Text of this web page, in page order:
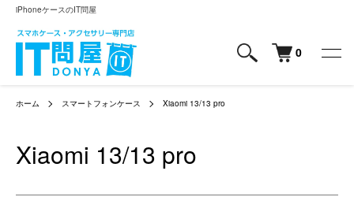
iPhoneケースのIT問屋
0
ホーム スマートフォンケース Xiaomi 13/13 pro
Xiaomi 13/13 pro